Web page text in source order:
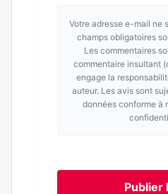
Votre adresse e-mail ne
champs obligatoires
Les commentaires
commentaire insultant
engage la
auteur. Les avis sont
données conforme à
Publier